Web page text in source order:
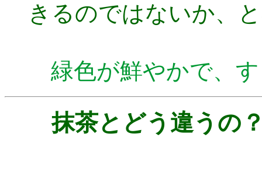
きるのではないか、
緑色が鮮やかで、
抹茶とどう違うの